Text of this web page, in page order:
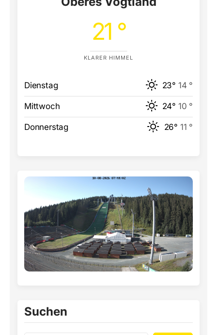
21 °
KLARER HIMMEL
Dienstag 23° 14 °
Mittwoch 24° 10 °
Donnerstag 26° 11 °
Suchen